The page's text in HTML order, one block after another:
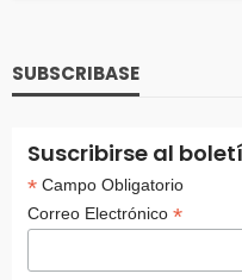
SUBSCRIBASE
Suscribirse al
*Campo Obligatorio
Correo Electrónico *